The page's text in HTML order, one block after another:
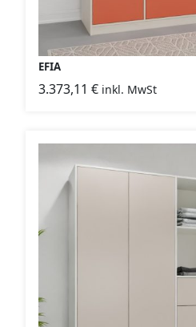
EFIA
3.373,11 € inkl. MwSt